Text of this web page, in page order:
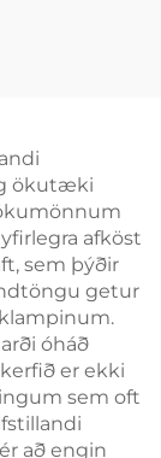
ökutæki
afköst
sem þýðir
getur
óháð
er ekki
sem oft
að engin